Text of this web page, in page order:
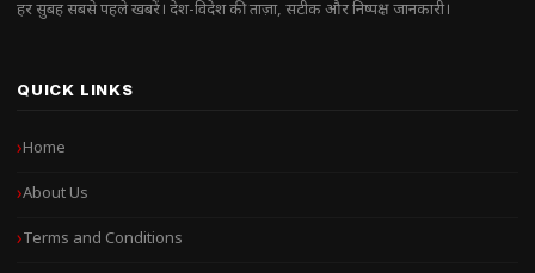
हर सुबह सबसे पहले खबरें। देश-विदेश की ताज़ा, सटीक और निष्पक्ष जानकारी।
QUICK LINKS
Home
About Us
Terms and Conditions